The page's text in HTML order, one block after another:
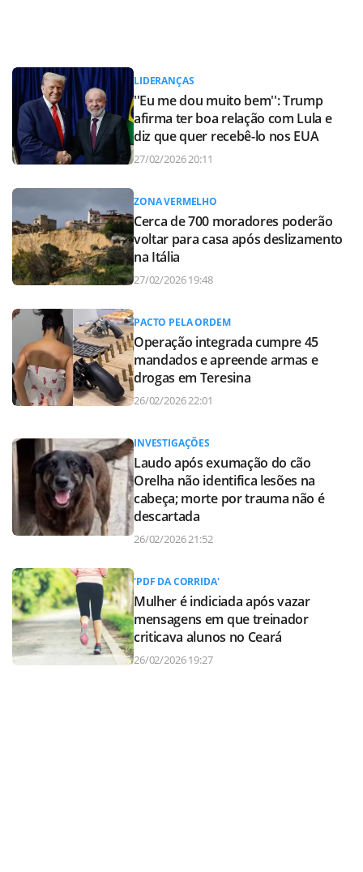
LIDERANÇAS
''Eu me dou muito bem'': Trump
afirma ter boa relação com Lula e
diz que quer recebê-lo nos EUA
27/02/2026 20:11
ZONA VERMELHO
Cerca de 700 moradores poderão
voltar para casa após deslizamento
na Itália
27/02/2026 19:48
PACTO PELA ORDEM
Operação integrada cumpre 45
mandados e apreende armas e
drogas em Teresina
26/02/2026 22:01
INVESTIGAÇÕES
Laudo após exumação do cão
Orelha não identifica lesões na
cabeça; morte por trauma não é
descartada
26/02/2026 21:52
'PDF DA CORRIDA'
Mulher é indiciada após vazar
mensagens em que treinador
criticava alunos no Ceará
26/02/2026 19:27